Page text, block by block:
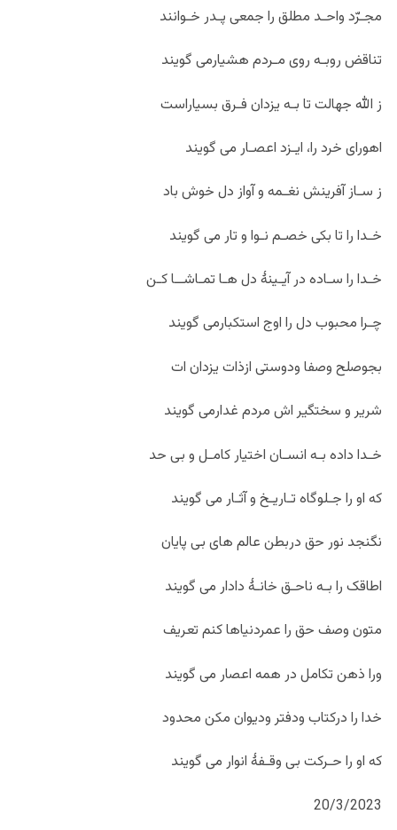
مجـرّد واحـد مطلق را جمعی پـدر خـوانند
تناقض روبـه روی مـردم هشیارمی گویند
ز الله جهالت تا بـه یزدان فـرق بسیاراست
اهورای خرد را، ایـزد اعصـار می گویند
ز سـاز آفرینش نغـمه و آواز دل خوش باد
خـدا را تا بکی خصـم نـوا و تار می گویند
خـدا را سـاده در آیـینۀ دل هـا تمـاشــا کـن
چـرا محبوب دل را اوج استکبارمی گویند
بجوصلح وصفا ودوستی ازذات یزدان ات
شریر و سختگیر اش مردم غدارمی گویند
خـدا داده بـه انسـان اختیار کامـل و بی حد
که او را جـلوگاه تـاریـخ و آثـار می گویند
نگنجد نور حق دربطن عالم های بی پایان
اطاقک را بـه ناحـق خانـۀ دادار می گویند
متون وصف حق را عمردنیاها کنم تعریف
ورا ذهن تکامل در همه اعصار می گویند
خدا را درکتاب ودفتر ودیوان مکن محدود
که او را حـرکت بی وقـفۀ انوار می گویند
20/3/2023